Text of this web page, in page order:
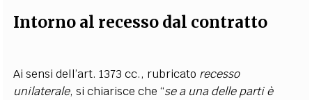
Intorno al recesso dal contratto
Ai sensi dell’art. 1373 cc., rubricato recesso
unilaterale, si chiarisce che “se a una delle parti è